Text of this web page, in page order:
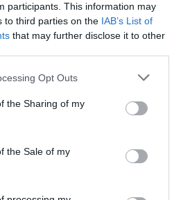
participants. This information may
to third parties on the IAB’s List of
that may further disclose it to other
app uses one or more Google
usage behaviour. You may click to
Google and its third-party tags to
specified purposes in below Google
Opt Outs
the Sharing of my
the Sale of my
látható a Skoda Kodiaq